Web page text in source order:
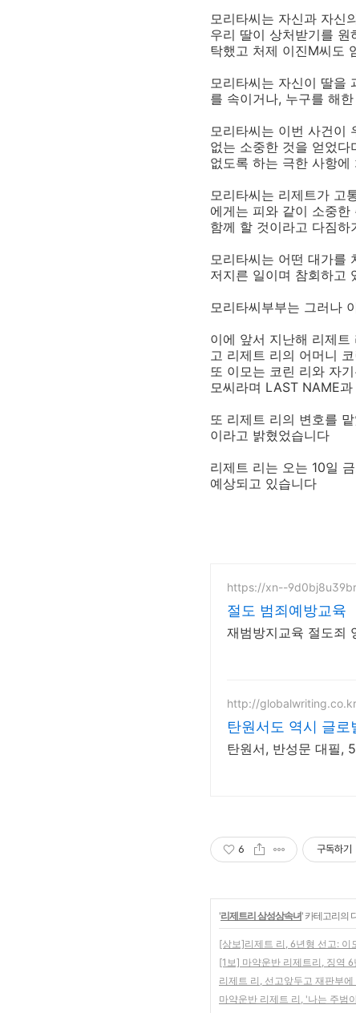
모리타씨는 자신과 자신
우리 딸이 상처받기를
탁했고 처제 이진M씨도
모리타씨는 자신이 딸을
를 속이거나, 누구를 해
모리타씨는 이번 사건이
없는 소중한 것을 얻었
없도록 하는 극한 사항
모리타씨는 리제트가 고
에게는 피와 같이 소중
함께 할 것이라고 다짐하
모리타씨는 어떤 대가를
저지른 일이며 참회하고
모리타씨부부는 그러나
이에 앞서 지난해 리제
고 리제트 리의 어머니
또 이모는 코린 리와 자
모씨라며 LAST NAME
또 리제트 리의 변호를
이라고 밝혔었습니다
리제트 리는 오는 10일
예상되고 있습니다
https://xn--
절도 범죄예방교육
재범방지교육 절도죄
http://globalwriting.co.kr
탄원서도 역시 글로
탄원서, 반성문 대필,
6 구독하기
'리제트리 삼성상속녀' 카테고리의
[상보]리제트 리, 6년형 선고:
[1보] 마약운반 리제트리, 징역
리제트 리, 선고앞두고 재판부
마약운반 리제트 리, '나는 주범